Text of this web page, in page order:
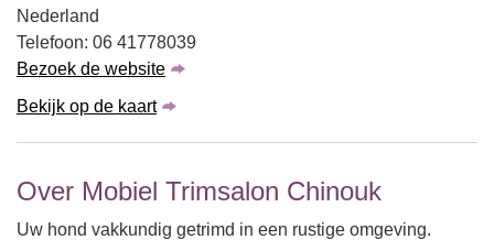
Nederland
Telefoon: 06 41778039
Bezoek de website
Bekijk op de kaart
Over Mobiel Trimsalon Chinouk
Uw hond vakkundig getrimd in een rustige omgeving.